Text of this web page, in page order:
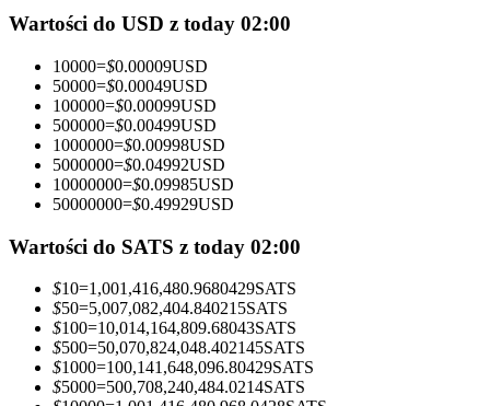
Zostań traderem kopiującym
Ciesz się podziałem zysków i prowizjami z kopiowania
transakcji
Wartości do USD z today 02:00
10000=$0.00009USD
50000=$0.00049USD
100000=$0.00099USD
500000=$0.00499USD
1000000=$0.00998USD
5000000=$0.04992USD
10000000=$0.09985USD
50000000=$0.49929USD
Wartości do SATS z today 02:00
$10=1,001,416,480.9680429SATS
$50=5,007,082,404.840215SATS
$100=10,014,164,809.68043SATS
$500=50,070,824,048.402145SATS
$1000=100,141,648,096.80429SATS
$5000=500,708,240,484.0214SATS